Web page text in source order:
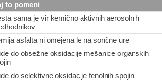
to pomeni
sama je vir kemično aktivnih aerosolnih
asfalta ni omejena le na sončne ure
do obsežne oksidacije mešanice organskih
do selektivne oksidacije fenolnih spojin